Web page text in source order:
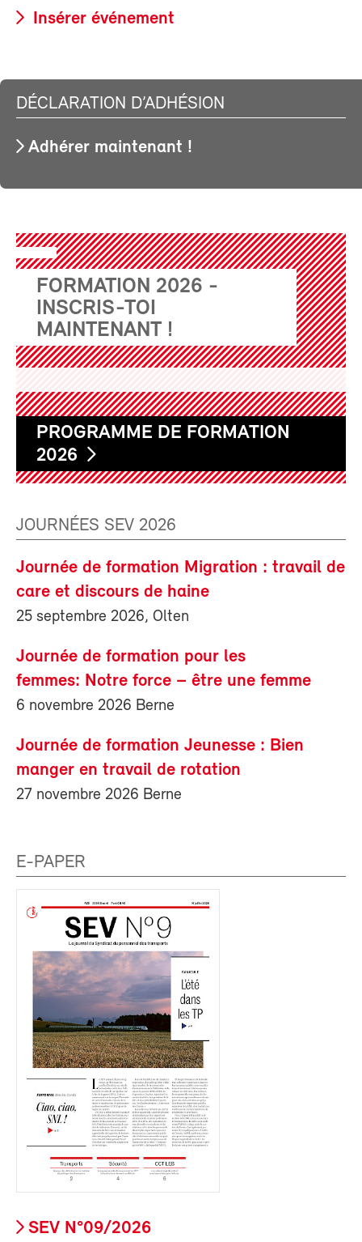
Insérer événement
DÉCLARATION D’ADHÉSION
Adhérer maintenant !
FORMATION 2026 -
INSCRIS-TOI
MAINTENANT !
PROGRAMME DE FORMATION
2026
JOURNÉES SEV 2026
Journée de formation Migration : travail de
care et discours de haine
25 septembre 2026, Olten
Journée de formation pour les
femmes: Notre force – être une femme
6 novembre 2026 Berne
Journée de formation Jeunesse : Bien
manger en travail de rotation
27 novembre 2026 Berne
E-PAPER
SEV N°09/2026